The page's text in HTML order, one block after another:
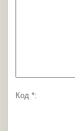
Код *: